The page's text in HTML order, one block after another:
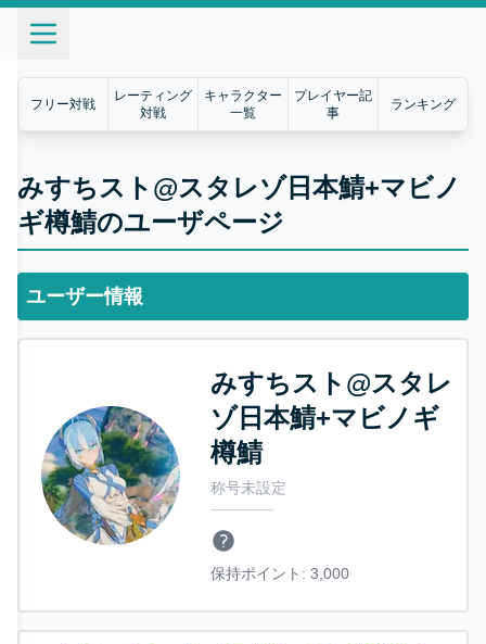
フリー対戦
レーティング
対戦
キャラクター
一覧
プレイヤー記
事
ランキング
みすちスト@スタレゾ日本鯖+マビノ
ギ樽鯖のユーザページ
ユーザー情報
みすちスト@スタレ
ゾ日本鯖+マビノギ
樽鯖
称号未設定
保持ポイント: 3,000